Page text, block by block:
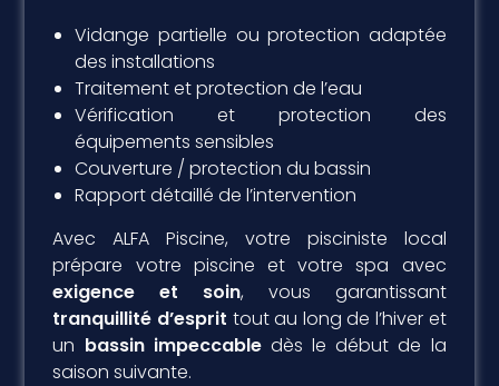
Vidange partielle ou protection adaptée
des installations
Traitement et protection de l’eau
Vérification et protection des
équipements sensibles
Couverture / protection du bassin
Rapport détaillé de l’intervention
Avec ALFA Piscine, votre pisciniste local
prépare votre piscine et votre spa avec
exigence et soin, vous garantissant
tranquillité d’esprit tout au long de l’hiver et
un bassin impeccabledès le début de la
saison suivante.